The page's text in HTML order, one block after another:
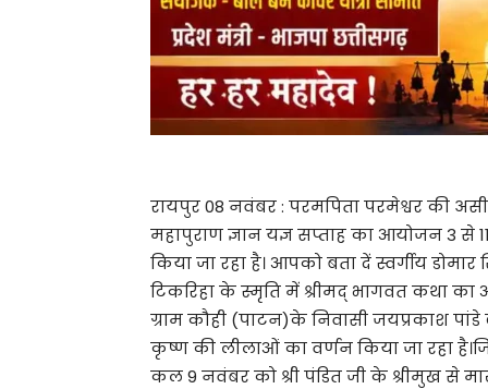
रायपुर 08 नवंबर : परमपिता परमेश्वर की
महापुराण ज्ञान यज्ञ सप्ताह का आयोजन 3 से
किया जा रहा है। आपको बता दें स्वर्गीय डोमार
टिकरिहा के स्मृति में श्रीमद् भागवत कथा
ग्राम कौही (पाटन)के निवासी जयप्रकाश
कृष्ण की लीलाओं का वर्णन किया जा रहा
कल 9 नवंबर को श्री पंडित जी के श्रीमुख से